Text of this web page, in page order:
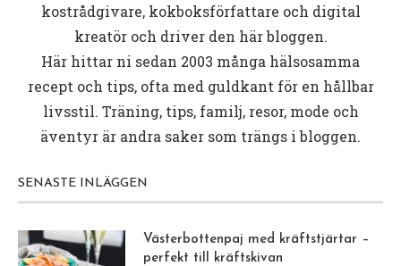
kostrådgivare, kokboksförfattare och digital
kreatör och driver den här bloggen.
Här hittar ni sedan 2003 många hälsosamma
recept och tips, ofta med guldkant för en hållbar
livsstil. Träning, tips, familj, resor, mode och
äventyr är andra saker som trängs i bloggen.
SENASTE INLÄGGEN
Västerbottenpaj med kräftstjärtar –
perfekt till kräftskivan